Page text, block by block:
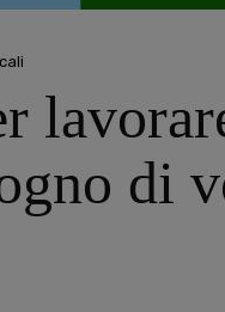
di